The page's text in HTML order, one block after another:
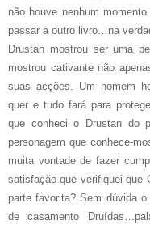
não houve nenhum
passar a outro livro…na
Drustan mostrou ser uma
mostrou cativante não
suas acções. Um homem
quer e tudo fará para
que conheci o Drustan do
personagem que conhece-
muita vontade de fazer
satisfação que verifiquei que
parte favorita? Sem dúvida
de casamento